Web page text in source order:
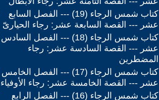
كتاب شمس الرجاء (19) --- الفصل السابع
عشر --- القصة السابعة عشر: رجاء الحيارىّ
كتاب شمس الرجاء (18) --- الفصل السادس
عشر --- القصة السادسة عشر: رجاء
المضطرين
كتاب شمس الرجاء (17) --- الفصل الخامس
عشر --- القصة الخامسة عشر: رجاء الأوفياء
كتاب شمس الرجاء (16) --- الفصل الرابع